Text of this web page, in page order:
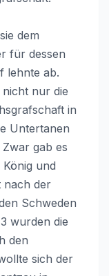
dem
für dessen
lehnte ab.
nur die
in
Untertanen
gab es
und
nach der
Schweden
wurden die
den
sich der